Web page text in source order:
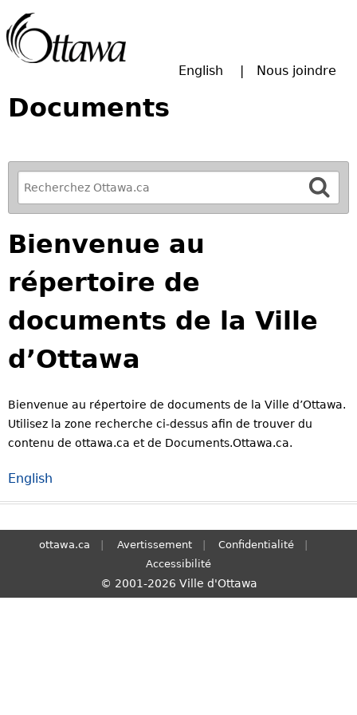
English Nous joindre
Documents
R
e
f
i
n
e
y
o
u
r
S
a
r
c
Bienvenue au
répertoire de
documents de la Ville
d’Ottawa
Bienvenue au répertoire de documents de la Ville d’Ottawa.
Utilisez la zone recherche ci-dessus afin de trouver du
contenu de ottawa.ca et de Documents.Ottawa.ca.
English
ottawa.ca Avertissement
Confidentialité
Accessibilité
© 2001-2026 Ville d'Ottawa